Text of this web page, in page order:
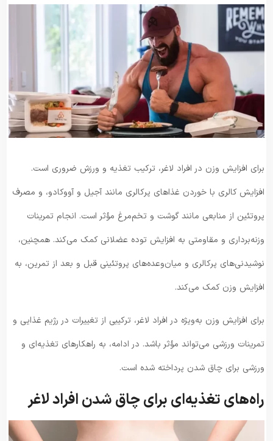
برای افزایش وزن در افراد لاغر، ترکیب تغذیه و ورزش ضروری است.
افزایش کالری با خوردن غذاهای پرکالری مانند آجیل و آووکادو، و مصرف
پروتئین از منابعی مانند گوشت و تخم‌مرغ مؤثر است. انجام تمرینات
وزنه‌برداری و مقاومتی به افزایش توده عضلانی کمک می‌کند. همچنین،
نوشیدنی‌های پرکالری و میان‌وعده‌های پروتئینی قبل و بعد از تمرین، به
افزایش وزن کمک می‌کند.
برای افزایش وزن به‌ویژه در افراد لاغر، ترکیبی از تغییرات در رژیم غذایی و
تمرینات ورزشی می‌تواند مؤثر باشد. در ادامه، به راهکارهای تغذیه‌ای و
ورزشی برای چاق شدن پرداخته شده است.
راه‌های تغذیه‌ای برای چاق شدن افراد لاغر